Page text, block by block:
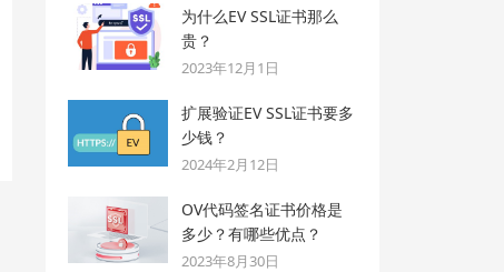
为什么EV SSL证书那么
贵？
2023年12月1日
扩展验证EV SSL证书要多
少钱？
2024年2月12日
OV代码签名证书价格是
多少？有哪些优点？
2023年8月30日